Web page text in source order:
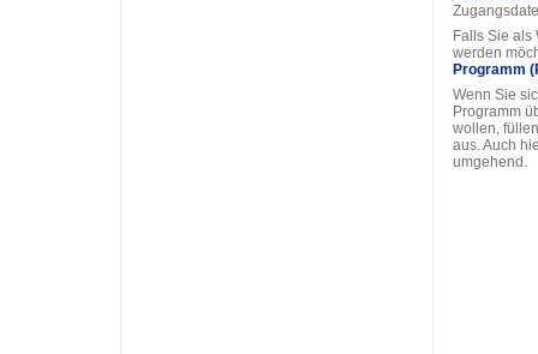
Falls Sie als
werden
Programm
Wenn Sie
Programm
wollen,
aus. Auch
umgehend.